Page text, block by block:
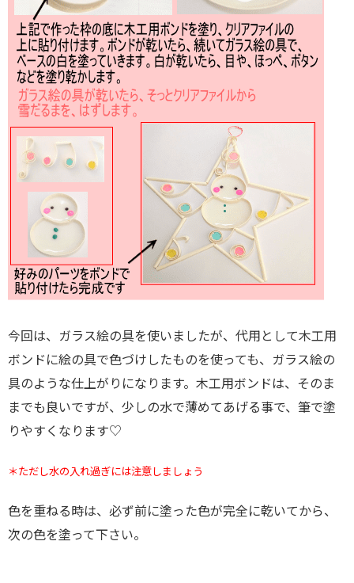
今回は、ガラス絵の具を使いましたが、代用として木工用
ボンドに絵の具で色づけしたものを使っても、ガラス絵の
具のような仕上がりになります。木工用ボンドは、そのま
までも良いですが、少しの水で薄めてあげる事で、筆で塗
りやすくなります♡
＊ただし水の入れ過ぎには注意しましょう
色を重ねる時は、必ず前に塗った色が完全に乾いてから、
次の色を塗って下さい。